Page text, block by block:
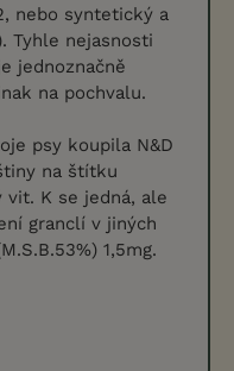
nebo syntetický a
Tyhle nejasnosti
jednoznačně
na pochvalu.
psy koupila N&D
na štítku
vit. K se jedná, ale
granclí v jiných
1,5mg.